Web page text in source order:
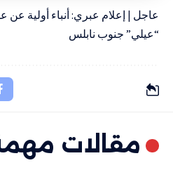
عاجل | إعلام عبري: أنباء أولية
“عيلي” جنوب نابلس
مقالات